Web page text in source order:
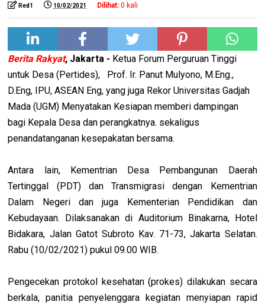
Red1 10/02/2021 Dilihat: 0 kali
Berita Rakyat, Jakarta - Ketua Forum Perguruan Tinggi
untuk Desa (Pertides),
Prof. Ir. Panut Mulyono, M.Eng.,
D.Eng, IPU, ASEAN Eng, yang juga Rekor Universitas Gadjah
Mada (UGM) Menyatakan Kesiapan memberi dampingan
bagi Kepala Desa dan perangkatnya. sekaligus
penandatanganan kesepakatan bersama.
Antara lain, Kementrian Desa Pembangunan Daerah
Tertinggal (PDT) dan Transmigrasi dengan Kementrian
Dalam Negeri dan juga Kementerian Pendidikan dan
Kebudayaan. Dilaksanakan di Auditorium Binakarna, Hotel
Bidakara, Jalan Gatot Subroto Kav. 71-73, Jakarta Selatan.
Rabu (10/02/2021) pukul 09.00 WIB.
Pengecekan protokol kesehatan (prokes) dilakukan secara
berkala, panitia penyelenggara kegiatan menyiapan rapid